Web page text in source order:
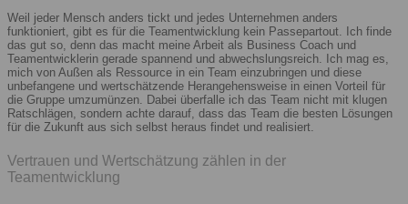
Weil jeder Mensch anders tickt und jedes Unternehmen anders
funktioniert, gibt es für die Teamentwicklung kein Passepartout. Ich finde
das gut so, denn das macht meine Arbeit als Business Coach und
Teamentwicklerin gerade spannend und abwechslungsreich. Ich mag es,
mich von Außen als Ressource in ein Team einzubringen und diese
unbefangene und wertschätzende Herangehensweise in einen Vorteil für
die Gruppe umzumünzen. Dabei überfalle ich das Team nicht mit klugen
Ratschlägen, sondern achte darauf, dass das Team die besten Lösungen
für die Zukunft aus sich selbst heraus findet und realisiert.
Vertrauen und Wertschätzung zählen in der
Teamentwicklung